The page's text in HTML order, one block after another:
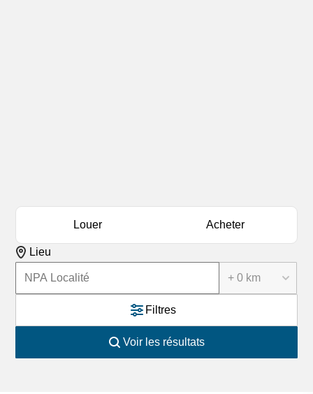
Louer Acheter
Lieu
+ 0 km
Filtres
Voir les résultats